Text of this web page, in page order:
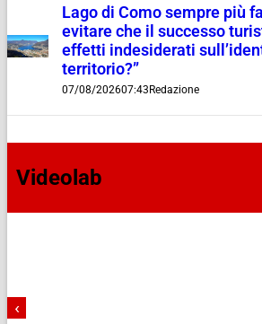
Lago di Como sempre più
evitare che il successo
effetti indesiderati
territorio?”
07/08/202607:43 Redazione
Videolab
‹